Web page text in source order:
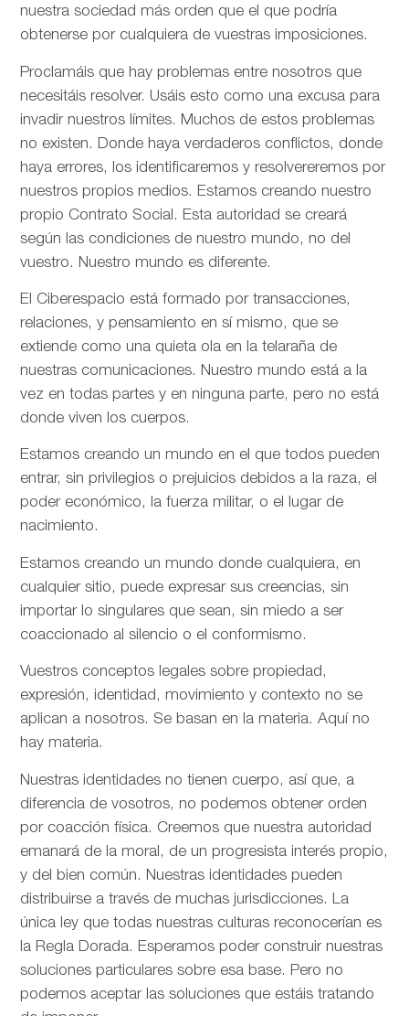
nuestra sociedad más orden que el que podría
obtenerse por cualquiera de vuestras imposiciones.
Proclamáis que hay problemas entre nosotros que
necesitáis resolver. Usáis esto como una excusa para
invadir nuestros límites. Muchos de estos problemas
no existen. Donde haya verdaderos conflictos, donde
haya errores, los identificaremos y resolvereremos por
nuestros propios medios. Estamos creando nuestro
propio Contrato Social. Esta autoridad se creará
según las condiciones de nuestro mundo, no del
vuestro. Nuestro mundo es diferente.
El Ciberespacio está formado por transacciones,
relaciones, y pensamiento en sí mismo, que se
extiende como una quieta ola en la telaraña de
nuestras comunicaciones. Nuestro mundo está a la
vez en todas partes y en ninguna parte, pero no está
donde viven los cuerpos.
Estamos creando un mundo en el que todos pueden
entrar, sin privilegios o prejuicios debidos a la raza, el
poder económico, la fuerza militar, o el lugar de
nacimiento.
Estamos creando un mundo donde cualquiera, en
cualquier sitio, puede expresar sus creencias, sin
importar lo singulares que sean, sin miedo a ser
coaccionado al silencio o el conformismo.
Vuestros conceptos legales sobre propiedad,
expresión, identidad, movimiento y contexto no se
aplican a nosotros. Se basan en la materia. Aquí no
hay materia.
Nuestras identidades no tienen cuerpo, así que, a
diferencia de vosotros, no podemos obtener orden
por coacción física. Creemos que nuestra autoridad
emanará de la moral, de un progresista interés propio,
y del bien común. Nuestras identidades pueden
distribuirse a través de muchas jurisdicciones. La
única ley que todas nuestras culturas reconocerían es
la Regla Dorada. Esperamos poder construir nuestras
soluciones particulares sobre esa base. Pero no
podemos aceptar las soluciones que estáis tratando